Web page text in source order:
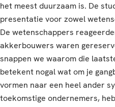
het meest duurzaam is. De
presentatie voor zowel
De wetenschappers
akkerbouwers waren
snappen we waarom die
betekent nogal wat om je
vormen naar een heel ander
toekomstige ondernemers,